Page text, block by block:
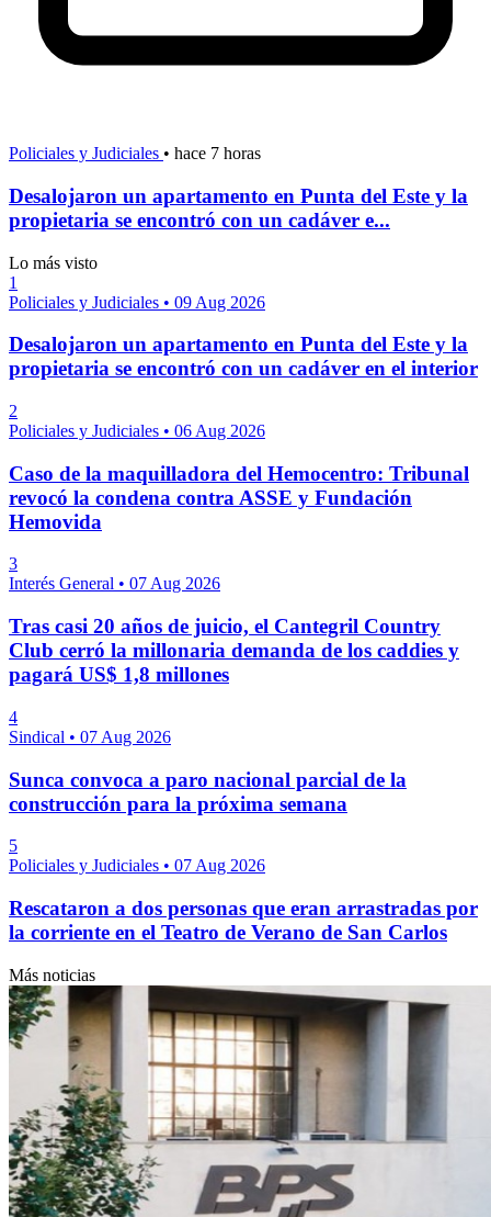
Policiales y Judiciales • hace 7 horas
Desalojaron un apartamento en Punta del Este y la
propietaria se encontró con un cadáver e...
Lo más visto
1
Policiales y Judiciales • 09 Aug 2026
Desalojaron un apartamento en Punta del Este y la
propietaria se encontró con un cadáver en el interior
2
Policiales y Judiciales • 06 Aug 2026
Caso de la maquilladora del Hemocentro: Tribunal
revocó la condena contra ASSE y Fundación
Hemovida
3
Interés General • 07 Aug 2026
Tras casi 20 años de juicio, el Cantegril Country
Club cerró la millonaria demanda de los caddies y
pagará US$ 1,8 millones
4
Sindical • 07 Aug 2026
Sunca convoca a paro nacional parcial de la
construcción para la próxima semana
5
Policiales y Judiciales • 07 Aug 2026
Rescataron a dos personas que eran arrastradas por
la corriente en el Teatro de Verano de San Carlos
Más noticias